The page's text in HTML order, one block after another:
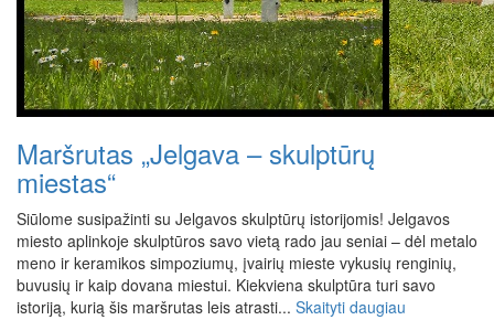
Maršrutas „Jelgava – skulptūrų
miestas“
Siūlome susipažinti su Jelgavos skulptūrų istorijomis! Jelgavos
miesto aplinkoje skulptūros savo vietą rado jau seniai – dėl metalo
meno ir keramikos simpoziumų, įvairių mieste vykusių renginių,
buvusių ir kaip dovana miestui. Kiekviena skulptūra turi savo
istoriją, kurią šis maršrutas leis atrasti... Skaityti daugiau